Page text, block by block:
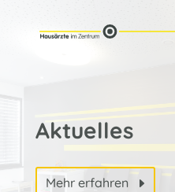
Aktuelles
Mehr erfahren